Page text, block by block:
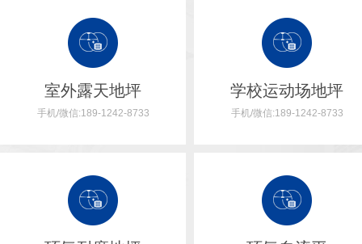
室外露天地坪
手机/微信:189-1242-8733
学校运动场地坪
手机/微信:189-1242-8733